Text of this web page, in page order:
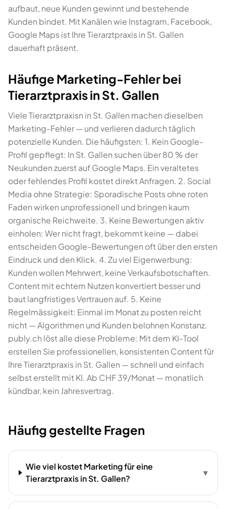
aufbaut, neue Kunden gewinnt und bestehende
Kunden bindet. Mit Kanälen wie Instagram, Facebook,
Google Maps ist Ihre Tierarztpraxis in St. Gallen
dauerhaft präsent.
Häufige Marketing-Fehler bei
Tierarztpraxis in St. Gallen
Viele Tierarztpraxisn in St. Gallen machen dieselben
Marketing-Fehler — und verlieren dadurch täglich
potenzielle Kunden. Die häufigsten: 1. Kein Google-
Profil gepflegt: In St. Gallen suchen über 80 % der
Neukunden zuerst auf Google Maps. Ein veraltetes
oder fehlendes Profil kostet direkt Anfragen. 2. Social
Media ohne Strategie: Sporadische Posts ohne roten
Faden wirken unprofessionell und bringen kaum
organische Reichweite. 3. Keine Bewertungen aktiv
einholen: Wer nicht fragt, bekommt keine — dabei
entscheiden Google-Bewertungen oft über den ersten
Eindruck und den Klick. 4. Zu viel Eigenwerbung:
Kunden wollen Mehrwert, keine Verkaufsbotschaften.
Content mit echtem Nutzen konvertiert besser und
baut langfristiges Vertrauen auf. 5. Keine
Regelmässigkeit: Einmal im Monat zu posten reicht
nicht — Algorithmen und Kunden belohnen Konstanz.
publy.ch löst alle diese Probleme: Mit dem KI-Tool
erstellen Sie professionellen, konsistenten Content für
Ihre Tierarztpraxis in St. Gallen — schnell und einfach
selbst erstellt mit KI. Ab CHF 39/Monat — monatlich
kündbar, kein Jahresvertrag.
Häufig gestellte Fragen
Wie viel kostet Marketing für eine
Tierarztpraxis in St. Gallen?
▾